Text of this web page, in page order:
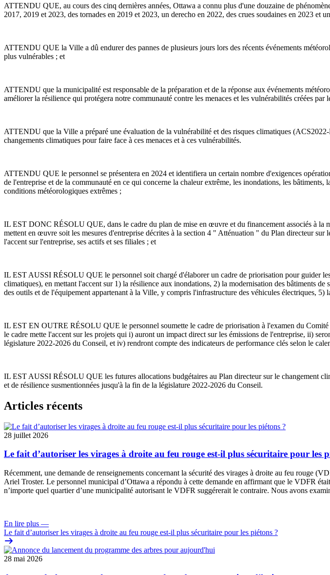
ATTENDU QUE, au cours des cinq dernières années, Ottawa a connu plus d'une douzaine de
2017, 2019 et 2023, des tornades en 2019 et 2023, un derecho en 2022, des crues soudaines en 2023 et
ATTENDU QUE la Ville a dû endurer des pannes de plusieurs jours lors des récents événements
plus vulnérables ; et
ATTENDU que la municipalité est responsable de la préparation et de la réponse aux événements
améliorer la résilience qui protégera notre communauté contre les menaces et les vulnérabilités créées par
ATTENDU que la Ville a préparé une évaluation de la vulnérabilité et des risques climatiques
changements climatiques pour faire face à ces menaces et à ces vulnérabilités.
ATTENDU QUE le personnel se présentera en 2024 et identifiera un certain nombre d'exigences
de l'entreprise et de la communauté en ce qui concerne la chaleur extrême, les inondations, les
conditions météorologiques extrêmes ;
IL EST DONC RÉSOLU QUE, dans le cadre du plan de mise en œuvre et du financement associés à la
mettent en œuvre soit les mesures d'entreprise décrites à la section 4 " Atténuation " du Plan directeur
l'accent sur l'entreprise, ses actifs et ses filiales ; et
IL EST AUSSI RÉSOLU QUE le personnel soit chargé d'élaborer un cadre de priorisation pour guider
climatiques), en mettant l'accent sur 1) la résilience aux inondations, 2) la modernisation des bâtiments
des outils et de l'équipement appartenant à la Ville, y compris l'infrastructure des véhicules électriques,
IL EST EN OUTRE RÉSOLU QUE le personnel soumette le cadre de priorisation à l'examen du
le cadre mette l'accent sur les projets qui i) auront un impact direct sur les émissions de l'entreprise, ii)
législature 2022-2026 du Conseil, et iv) rendront compte des indicateurs de performance clés selon le
IL EST AUSSI RÉSOLU QUE les futures allocations budgétaires au Plan directeur sur le changement
et de résilience susmentionnées jusqu'à la fin de la législature 2022-2026 du Conseil.
Articles récents
28 juillet 2026
Le fait d’autoriser les virages à droite au feu rouge est-il plus sécuritaire pour les
Récemment, une demande de renseignements concernant la sécurité des virages à droite au feu rouge
Ariel Troster. Le personnel municipal d’Ottawa a répondu à cette demande en affirmant que le VDFR
n’importe quel quartier d’une municipalité autorisant le VDFR suggérerait le contraire. Nous avons
En lire plus —
Le fait d’autoriser les virages à droite au feu rouge est-il plus sécuritaire pour les piétons ?
28 mai 2026